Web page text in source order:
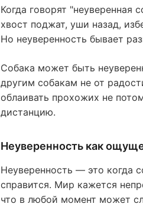
Когда говорят
хвост поджат, уши назад,
Но неуверенность бывает
Собака может быть
другим собакам не от
облаивать прохожих не
дистанцию.
Неуверенность как
Неуверенность — это когда
справится. Мир кажется
что в любой момент может